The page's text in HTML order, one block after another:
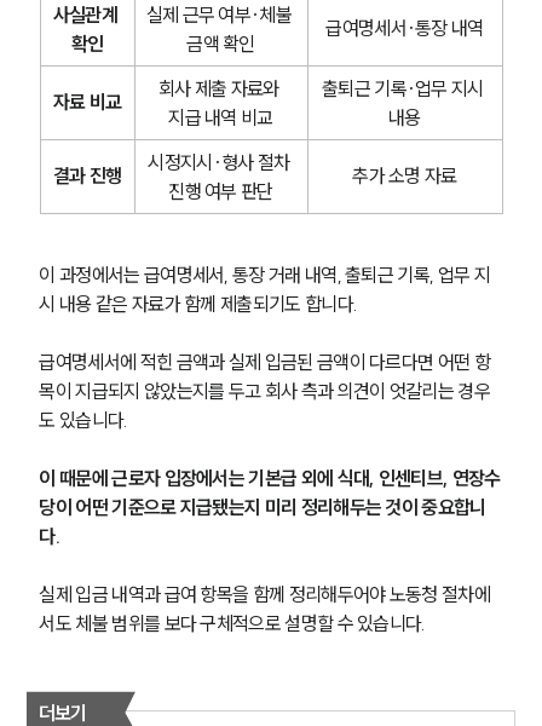
사실관계
확인
실제 근무 여부·체불
금액 확인
급여명세서·통장 내역
자료 비교
회사 제출 자료와
지급 내역 비교
출퇴근 기록·업무 지시
내용
결과 진행
시정지시·형사 절차
진행 여부 판단
추가 소명 자료
이 과정에서는 급여명세서, 통장 거래 내역, 출퇴근 기록, 업무 지
시 내용 같은 자료가 함께 제출되기도 합니다.
급여명세서에 적힌 금액과 실제 입금된 금액이 다르다면 어떤 항
목이 지급되지 않았는지를 두고 회사 측과 의견이 엇갈리는 경우
도 있습니다.
이 때문에 근로자 입장에서는 기본급 외에 식대, 인센티브, 연장수
당이 어떤 기준으로 지급됐는지 미리 정리해두는 것이 중요합니
다.
실제 입금 내역과 급여 항목을 함께 정리해두어야 노동청 절차에
서도 체불 범위를 보다 구체적으로 설명할 수 있습니다.
더보기